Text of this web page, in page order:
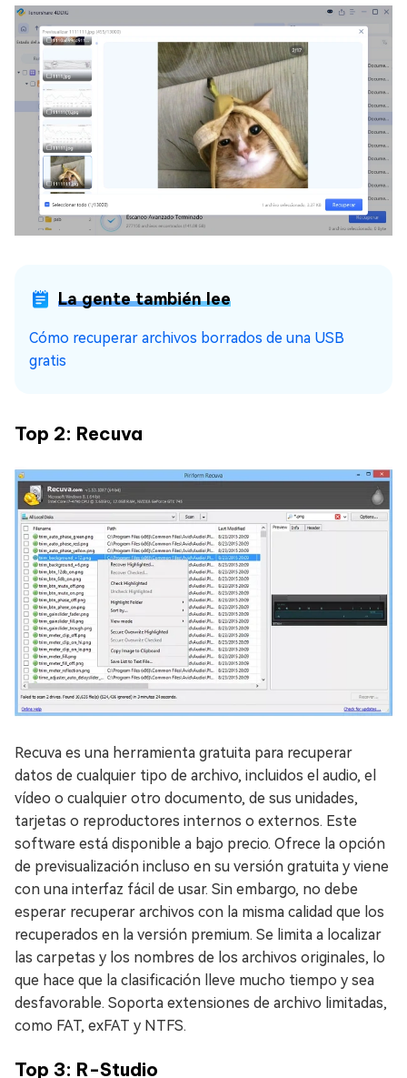
La gente también lee
Cómo recuperar archivos borrados de una USB
gratis
Top 2: Recuva
Recuva es una herramienta gratuita para recuperar
datos de cualquier tipo de archivo, incluidos el audio, el
vídeo o cualquier otro documento, de sus unidades,
tarjetas o reproductores internos o externos. Este
software está disponible a bajo precio. Ofrece la opción
de previsualización incluso en su versión gratuita y viene
con una interfaz fácil de usar. Sin embargo, no debe
esperar recuperar archivos con la misma calidad que los
recuperados en la versión premium. Se limita a localizar
las carpetas y los nombres de los archivos originales, lo
que hace que la clasificación lleve mucho tiempo y sea
desfavorable. Soporta extensiones de archivo limitadas,
como FAT, exFAT y NTFS.
Top 3: R-Studio